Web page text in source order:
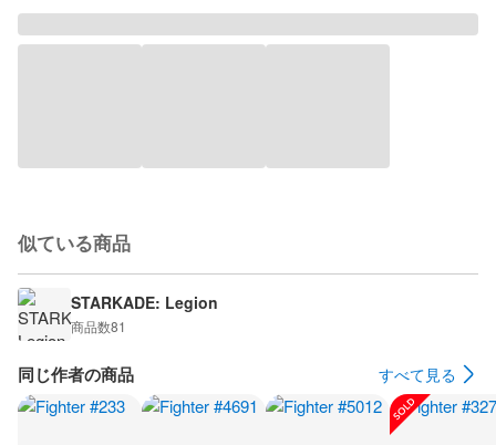
似ている商品
STARKADE: Legion
商品数81
同じ作者の商品 すべて見る